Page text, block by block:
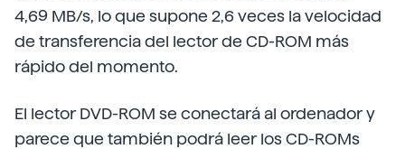
4,69 MB/s, lo que supone 2,6 veces la velocidad
de transferencia del lector de CD-ROM más
rápido del momento.
El lector DVD-ROM se conectará al ordenador y
parece que también podrá leer los CD-ROMs